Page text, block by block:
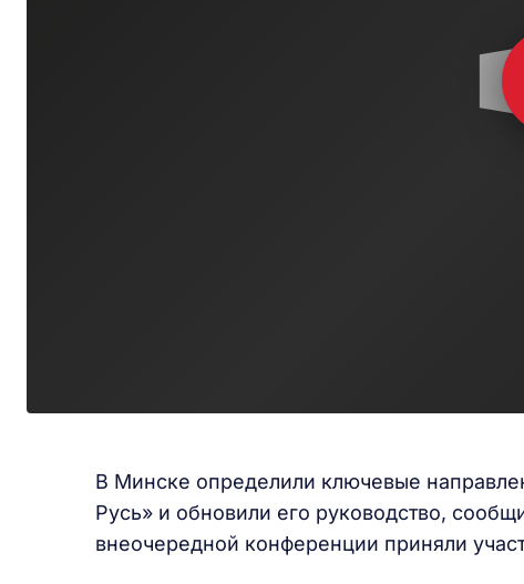
В Минске определили ключевые
Русь» и обновили его руководство,
внеочередной конференции приняли